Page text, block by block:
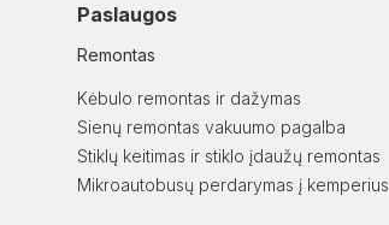
Paslaugos
Remontas
Kėbulo remontas ir dažymas
Sienų remontas vakuumo pagalba
Stiklų keitimas ir stiklo įdaužų remontas
Mikroautobusų perdarymas į kemperius